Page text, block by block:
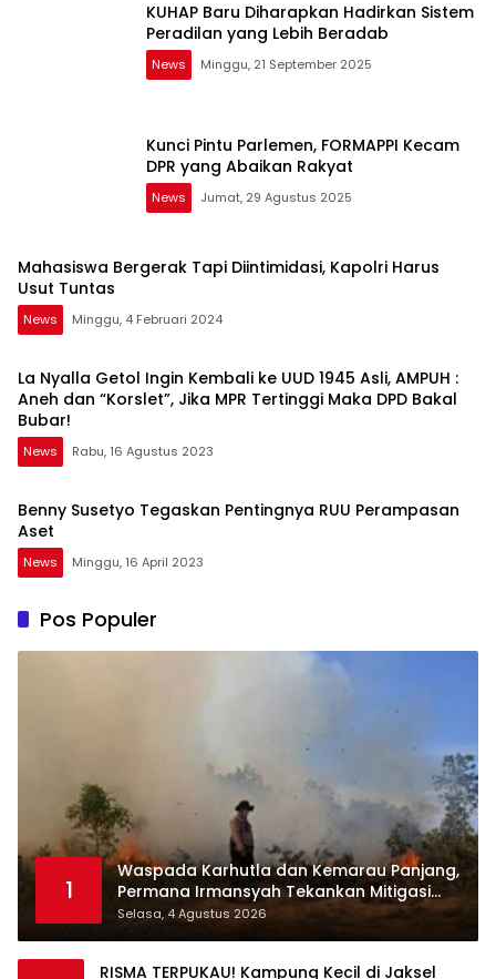
KUHAP Baru Diharapkan Hadirkan Sistem
Peradilan yang Lebih Beradab
News Minggu, 21 September 2025
Kunci Pintu Parlemen, FORMAPPI Kecam
DPR yang Abaikan Rakyat
News Jumat, 29 Agustus 2025
Mahasiswa Bergerak Tapi Diintimidasi, Kapolri Harus
Usut Tuntas
News Minggu, 4 Februari 2024
La Nyalla Getol Ingin Kembali ke UUD 1945 Asli, AMPUH :
Aneh dan “Korslet”, Jika MPR Tertinggi Maka DPD Bakal
Bubar!
News Rabu, 16 Agustus 2023
Benny Susetyo Tegaskan Pentingnya RUU Perampasan
Aset
News Minggu, 16 April 2023
Pos Populer
1
Waspada Karhutla dan Kemarau Panjang,
Permana Irmansyah Tekankan Mitigasi
Berbasis Komunitas
Selasa, 4 Agustus 2026
RISMA TERPUKAU! Kampung Kecil di Jaksel